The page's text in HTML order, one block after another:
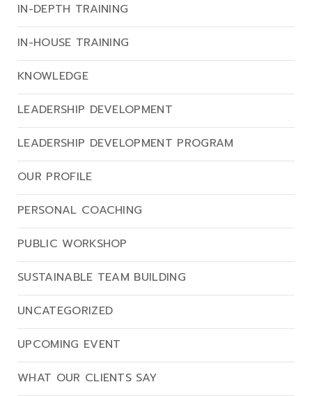
IN-DEPTH TRAINING
IN-HOUSE TRAINING
KNOWLEDGE
LEADERSHIP DEVELOPMENT
LEADERSHIP DEVELOPMENT PROGRAM
OUR PROFILE
PERSONAL COACHING
PUBLIC WORKSHOP
SUSTAINABLE TEAM BUILDING
UNCATEGORIZED
UPCOMING EVENT
WHAT OUR CLIENTS SAY